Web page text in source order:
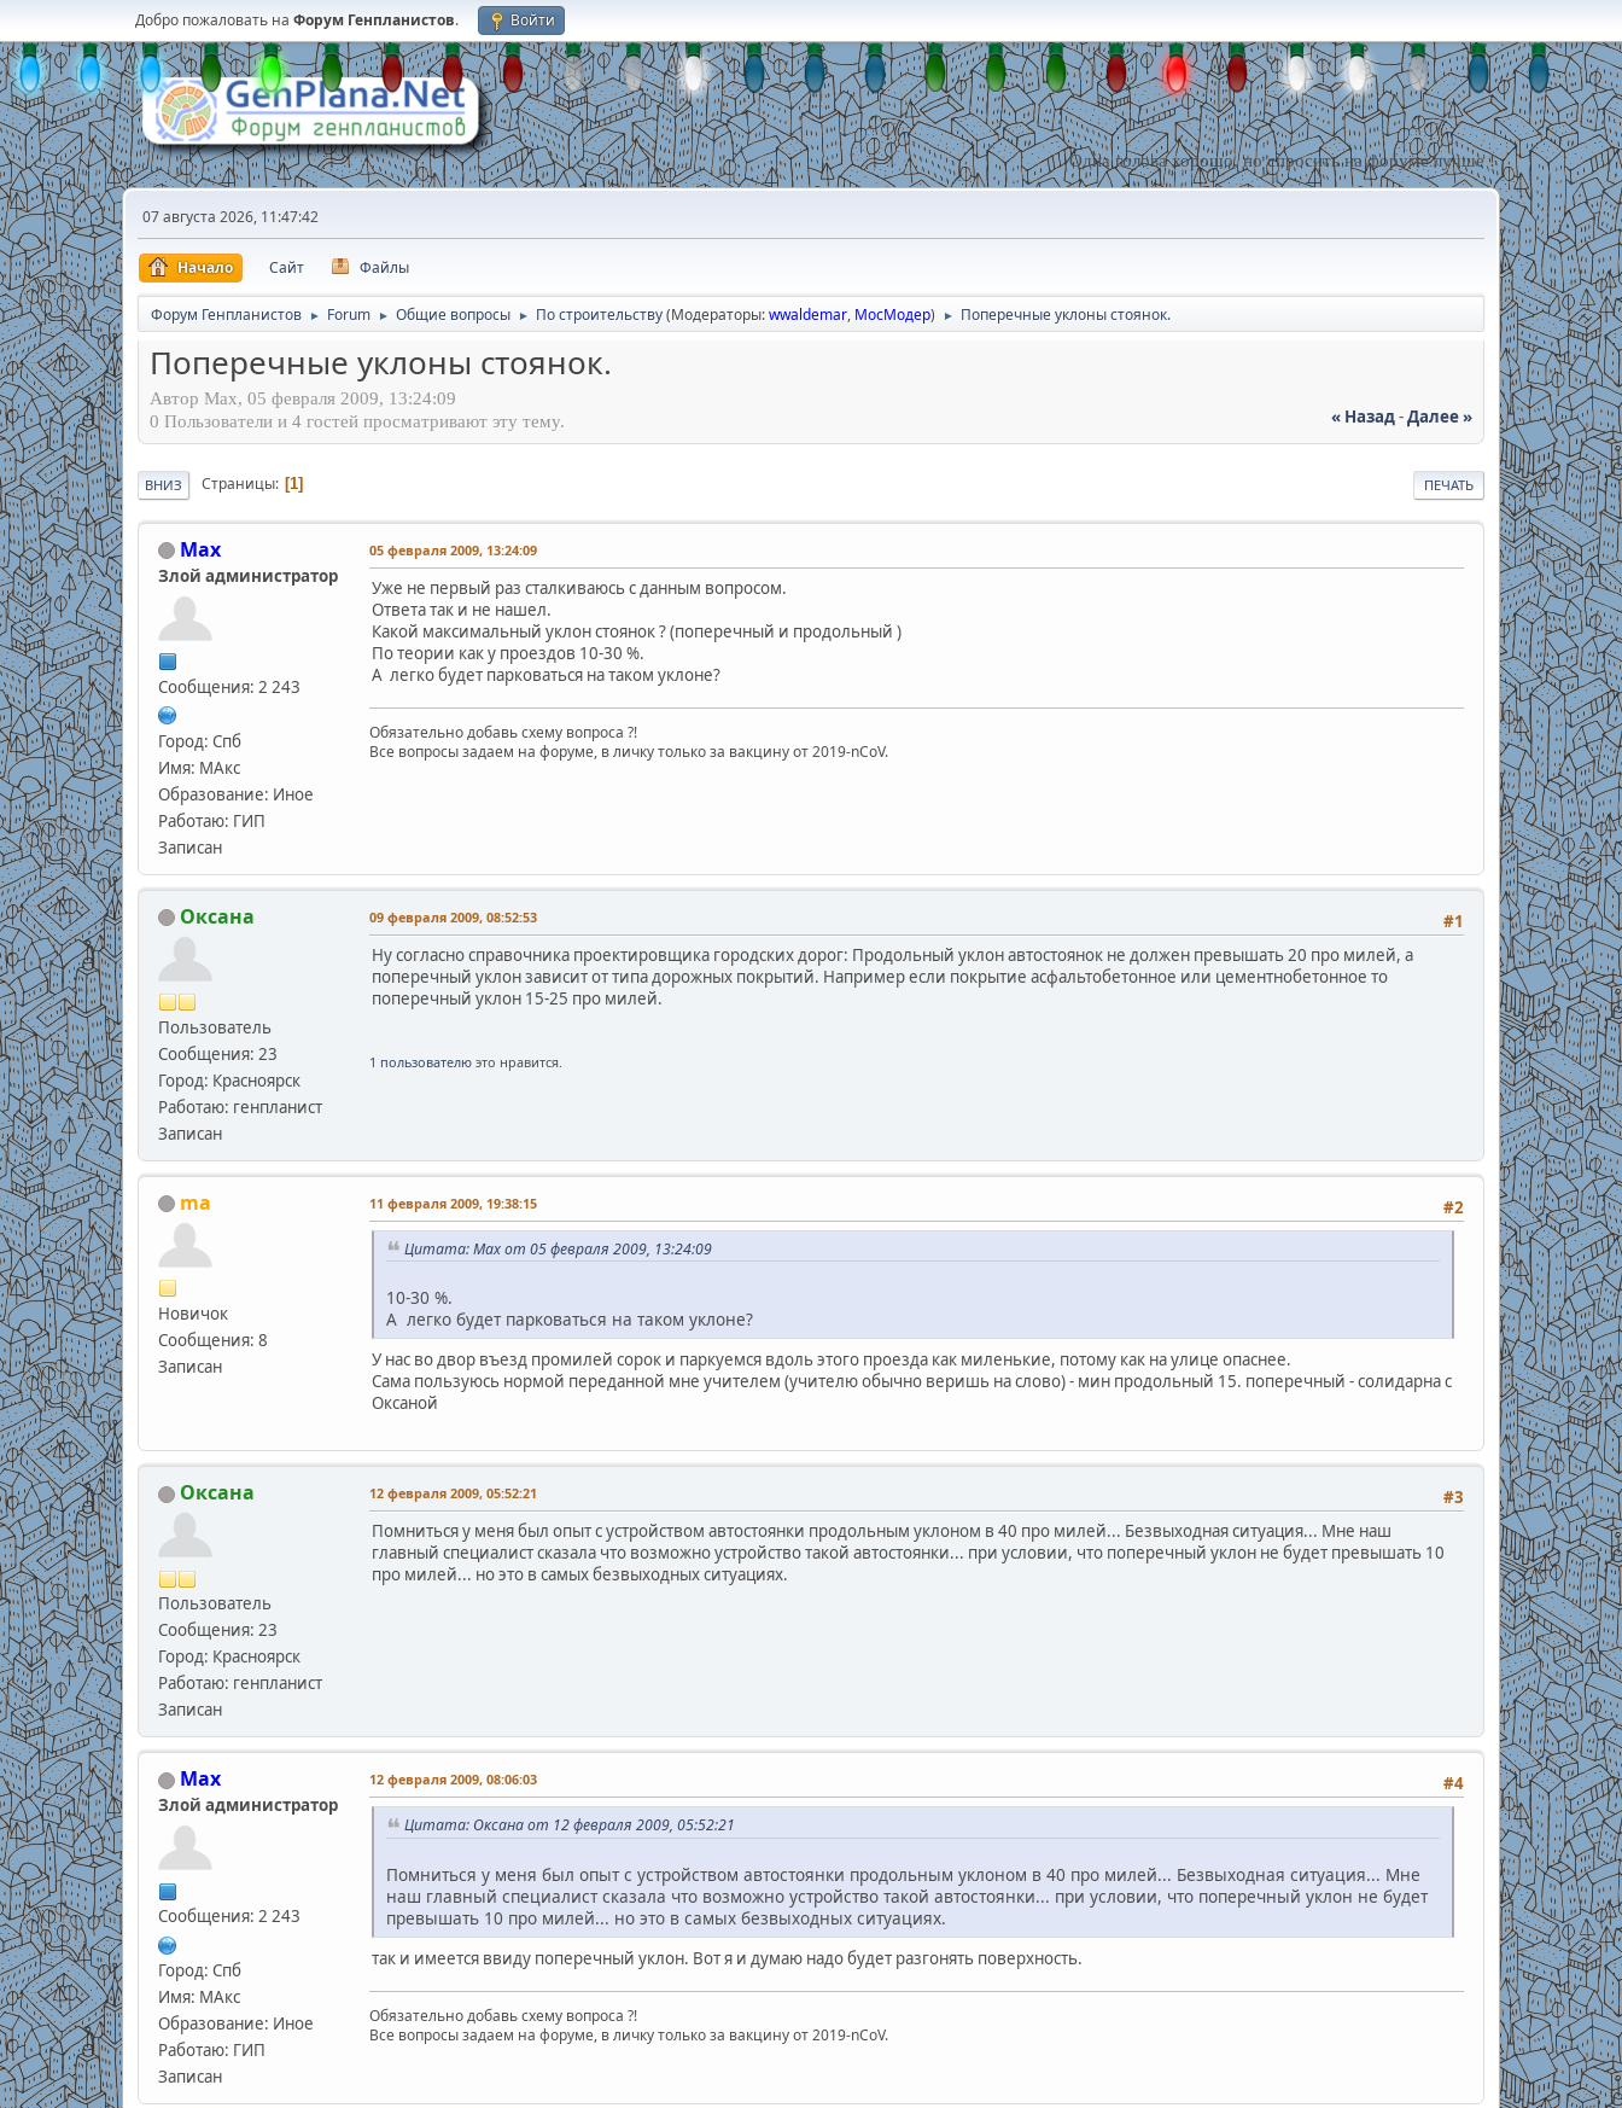
Добро пожаловать на Форум Генпланистов. Войти
Одна голова хорошо, но спросить на форуме лучше !
07 августа 2026, 11:47:42
Начало Сайт Файлы
Форум Генпланистов ► Forum ► Общие вопросы ► По строительству(Модераторы:wwaldemar, МосМодер) ► Поперечные уклоны стоянок.
Поперечные уклоны стоянок.
Автор Max, 05 февраля 2009, 13:24:09
« Назад-Далее »
0 Пользователи и 4 гостей просматривают эту тему.
ПЕЧАТЬ
ВНИЗ Страницы 1
Max
Злой администратор
Сообщения: 2 243
Город: Спб
Имя: МАкс
Образование: Иное
Работаю: ГИП
Записан
05 февраля 2009, 13:24:09
Уже не первый раз сталкиваюсь с данным вопросом.
Ответа так и не нашел.
Какой максимальный уклон стоянок ? (поперечный и продольный )
По теории как у проездов 10-30 %.
А легко будет парковаться на таком уклоне?
Обязательно добавь схему вопроса ?!
Все вопросы задаем на форуме, в личку только за вакцину от 2019-nCoV.
Оксана
Пользователь
Сообщения: 23
Город: Красноярск
Работаю: генпланист
Записан
#1
09 февраля 2009, 08:52:53
Ну согласно справочника проектировщика городских дорог: Продольный уклон автостоянок не должен превышать 20 про милей, а
поперечный уклон зависит от типа дорожных покрытий. Например если покрытие асфальтобетонное или цементнобетонное то
поперечный уклон 15-25 про милей.
1 пользователюэто нравится.
ma
Новичок
Сообщения: 8
Записан
#2
11 февраля 2009, 19:38:15
Цитата: Max от 05 февраля 2009, 13:24:09
10-30 %.
А легко будет парковаться на таком уклоне?
У нас во двор въезд промилей сорок и паркуемся вдоль этого проезда как миленькие, потому как на улице опаснее.
Сама пользуюсь нормой переданной мне учителем (учителю обычно веришь на слово) - мин продольный 15. поперечный - солидарна с
Оксаной
Оксана
Пользователь
Сообщения: 23
Город: Красноярск
Работаю: генпланист
Записан
#3
12 февраля 2009, 05:52:21
Помниться у меня был опыт с устройством автостоянки продольным уклоном в 40 про милей... Безвыходная ситуация... Мне наш
главный специалист сказала что возможно устройство такой автостоянки... при условии, что поперечный уклон не будет превышать 10
про милей... но это в самых безвыходных ситуациях.
Max
Злой администратор
Сообщения: 2 243
Город: Спб
Имя: МАкс
Образование: Иное
Работаю: ГИП
Записан
#4
12 февраля 2009, 08:06:03
Цитата: Оксана от 12 февраля 2009, 05:52:21
Помниться у меня был опыт с устройством автостоянки продольным уклоном в 40 про милей... Безвыходная ситуация... Мне
наш главный специалист сказала что возможно устройство такой автостоянки... при условии, что поперечный уклон не будет
превышать 10 про милей... но это в самых безвыходных ситуациях.
так и имеется ввиду поперечный уклон. Вот я и думаю надо будет разгонять поверхность.
Обязательно добавь схему вопроса ?!
Все вопросы задаем на форуме, в личку только за вакцину от 2019-nCoV.